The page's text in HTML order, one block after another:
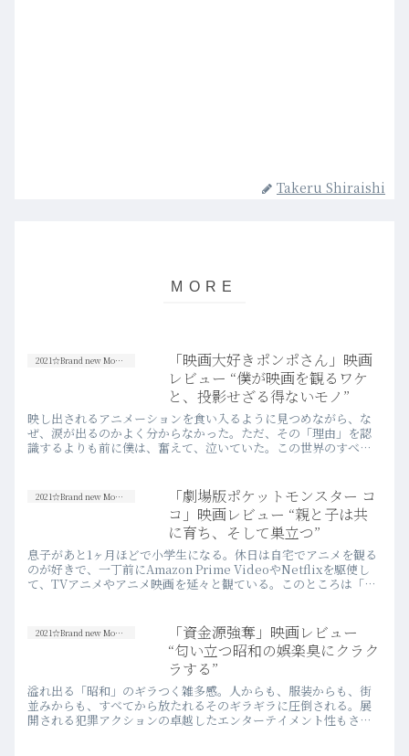
Takeru Shiraishi
2021☆Brand new Movies
「映画大好きポンポさん」映画
レビュー “僕が映画を観るワケ
と、投影せざる得ないモノ”
映し出されるアニメーションを食い入るように見つめながら、な
ぜ、涙が出るのかよく分からなかった。ただ、その「理由」を認
識するよりも前に僕は、奮えて、泣いていた。この世界のすべて
は“唯一無二”になり得る。
2021☆Brand new Movies
「劇場版ポケットモンスター コ
コ」映画レビュー “親と子は共
に育ち、そして巣立つ”
息子があと1ヶ月ほどで小学生になる。休日は自宅でアニメを観る
のが好きで、一丁前にAmazon Prime VideoやNetflixを駆使し
て、TVアニメやアニメ映画を延々と観ている。このところは「ポ
2021☆Brand new Movies
「資金源強奪」映画レビュー
“匂い立つ昭和の娯楽臭にクラク
ラする”
溢れ出る「昭和」のギラつく雑多感。人からも、服装からも、街
並みからも、すべてから放たれるそのギラギラに圧倒される。展
開される犯罪アクションの卓越したエンターテイメント性もさる